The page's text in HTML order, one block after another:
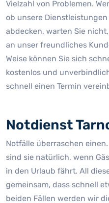
Vielzahl von Problemen.
ob unsere
abdecken, warten Sie
an unser freundliches
Weise können Sie sich
kostenlos und
schnell einen Termin
Notdienst
Notfälle überraschen
sind sie natürlich, wenn
in den Urlaub fährt. All
gemeinsam, dass schnell
beiden Fällen werden wir